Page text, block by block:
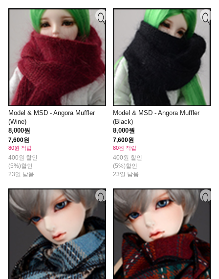
Model & MSD - Angora Muffler
(Wine)
8,000원
7,600원
80원 적립
400원 할인
(5%)할인
23일 남음
Model & MSD - Angora Muffler
(Black)
8,000원
7,600원
80원 적립
400원 할인
(5%)할인
23일 남음